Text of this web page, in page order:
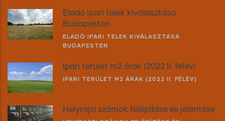
Eladó ipari telek kiválasztása
Budapesten
ELADÓ IPARI TELEK KIVÁLASZTÁSA
BUDAPESTEN
Ipari terület m2 árak (2022 II. félév)
IPARI TERÜLET M2 ÁRAK (2022 II. FÉLÉV)
Helyrajzi számok felépítése és jelentése